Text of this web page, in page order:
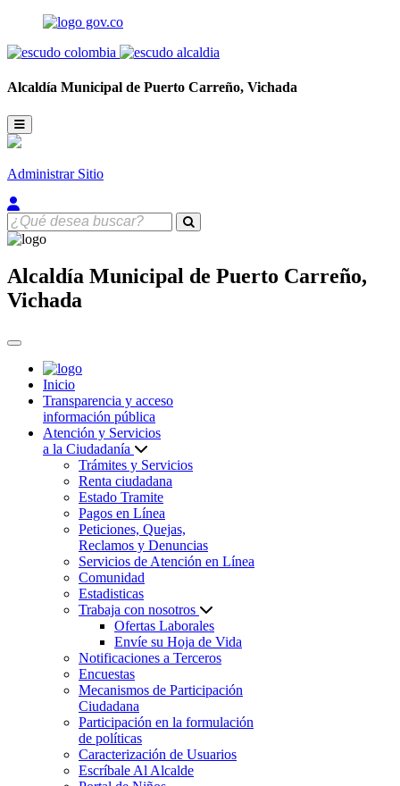
Alcaldía Municipal de Puerto Carreño, Vichada
Administrar Sitio
Alcaldía Municipal de Puerto Carreño,
Vichada
Inicio
Transparencia y acceso
información pública
Atención y Servicios
a la Ciudadanía
Trámites y Servicios
Renta ciudadana
Estado Tramite
Pagos en Línea
Peticiones, Quejas,
Reclamos y Denuncias
Servicios de Atención en Línea
Comunidad
Estadisticas
Trabaja con nosotros
Ofertas Laborales
Envíe su Hoja de Vida
Notificaciones a Terceros
Encuestas
Mecanismos de Participación
Ciudadana
Participación en la formulación
de políticas
Caracterización de Usuarios
Escríbale Al Alcalde